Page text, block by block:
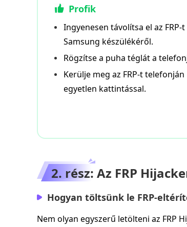
Profik
Ingyenesen távolítsa el az FRP-t
Samsung készülékéről.
Rögzítse a puha téglát a
Kerülje meg az FRP-t telefonján
egyetlen kattintással.
2. rész: Az FRP
Hogyan töltsünk le FRP-
Nem olyan egyszerű letölteni az FRP